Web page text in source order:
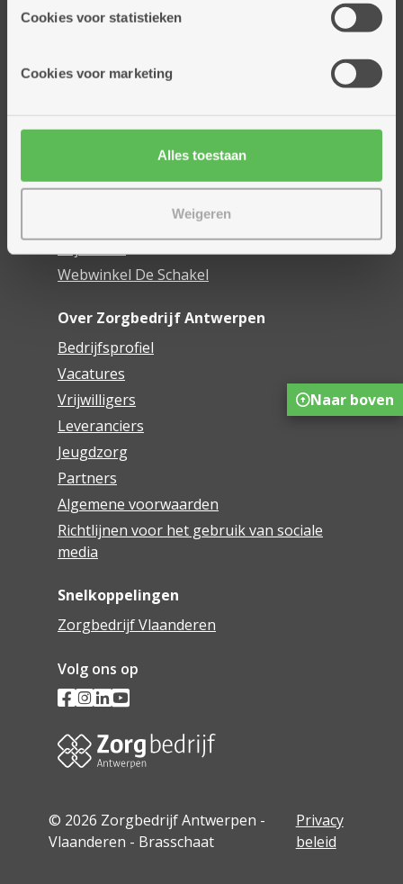
partners kunnen deze gegevens combineren met andere
Cookies voor statistieken
Cookies voor marketing
Alles toestaan
Weigeren
Onze diensten
Dienstencentra
Financieel comfort
Onze innovaties
Webwinkel De Schakel
Over Zorgbedrijf Antwerpen
Bedrijfsprofiel
Vacatures
Vrijwilligers
Leveranciers
Jeugdzorg
Partners
Algemene voorwaarden
Richtlijnen voor het gebruik van sociale
media
Snelkoppelingen
Zorgbedrijf Vlaanderen
Volg ons op
© 2026 Zorgbedrijf Antwerpen -
Vlaanderen - Brasschaat
Privacy
beleid
Naar boven